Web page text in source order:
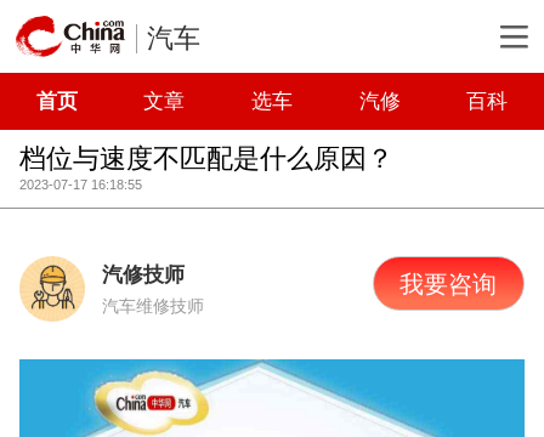
汽车
首页 文章 选车 汽修 百科
档位与速度不匹配是什么原因？
2023-07-17 16:18:55
汽修技师
汽车维修技师
我要咨询